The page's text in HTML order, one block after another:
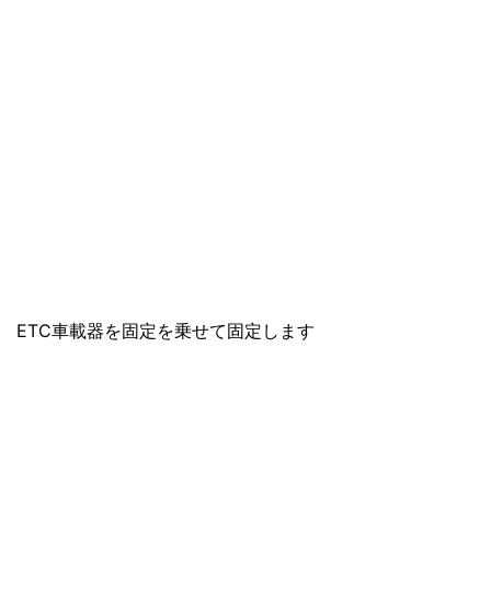
ETC車載器を固定を乗せて固定します